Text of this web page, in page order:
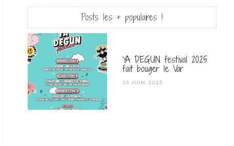
Posts les + populaires !
YA DEGUN festival 2025
fait bouger le Var
POSTED
13 JUIN, 2025